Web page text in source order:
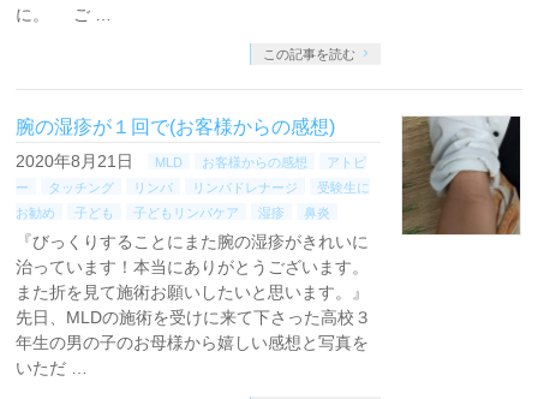
に。 ご …
この記事を読む
腕の湿疹が１回で(お客様からの感想)
2020年8月21日 MLD お客様からの感想
アトピ
ー
タッチング リンパ リンパドレナージ
受験生に
お勧め
子ども 子どもリンパケア 湿疹 鼻炎
『びっくりすることにまた腕の湿疹がきれいに
治っています！本当にありがとうございます。
また折を見て施術お願いしたいと思います。』
先日、MLDの施術を受けに来て下さった高校３
年生の男の子のお母様から嬉しい感想と写真を
いただ …